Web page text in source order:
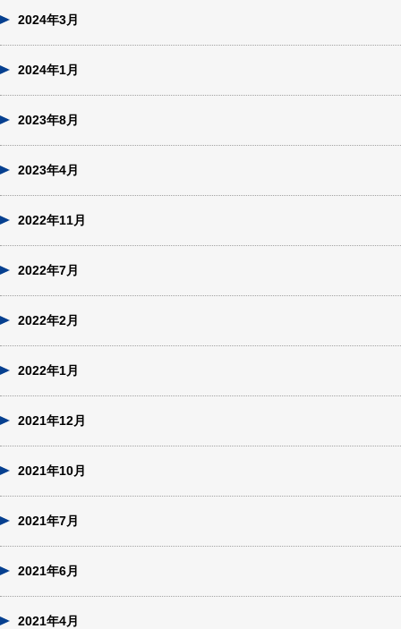
2024年3月
2024年1月
2023年8月
2023年4月
2022年11月
2022年7月
2022年2月
2022年1月
2021年12月
2021年10月
2021年7月
2021年6月
2021年4月